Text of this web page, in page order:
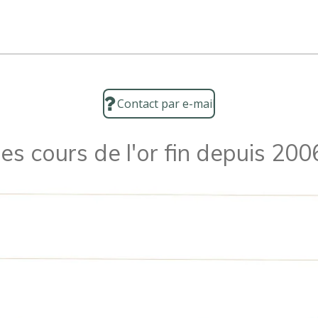
Contact par e-mail
cours de l'or fin depuis